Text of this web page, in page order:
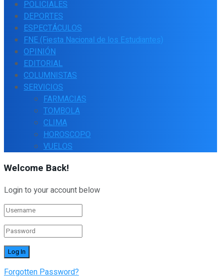
POLICIALES
DEPORTES
ESPECTÁCULOS
FNE (Fiesta Nacional de los Estudiantes)
OPINIÓN
EDITORIAL
COLUMNISTAS
SERVICIOS
FARMACIAS
TOMBOLA
CLIMA
HOROSCOPO
VUELOS
Welcome Back!
Login to your account below
Forgotten Password?